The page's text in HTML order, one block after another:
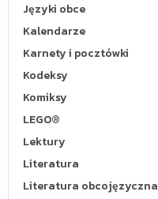
Języki obce
Kalendarze
Karnety i pocztówki
Kodeksy
Komiksy
LEGO®
Lektury
Literatura
Literatura obcojęzyczna